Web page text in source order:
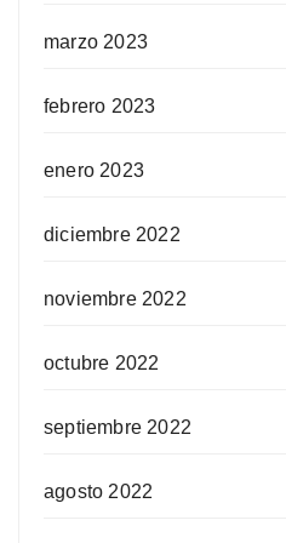
marzo 2023
febrero 2023
enero 2023
diciembre 2022
noviembre 2022
octubre 2022
septiembre 2022
agosto 2022